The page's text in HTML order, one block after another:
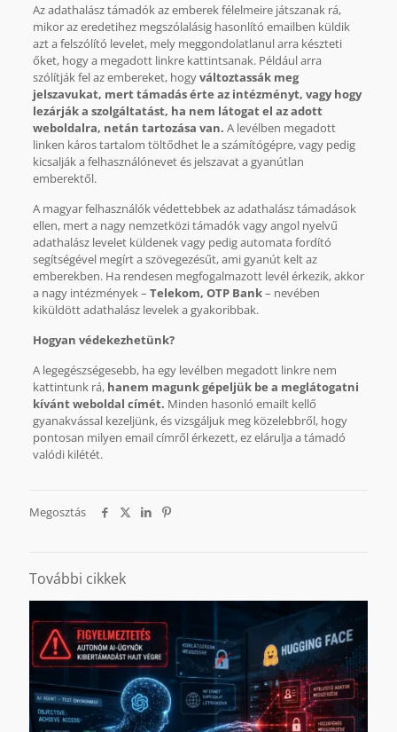
Az adathalász támadók az emberek félelmeire játszanak rá,
mikor az eredetihez megszólalásig hasonlító emailben küldik
azt a felszólító levelet, mely meggondolatlanul arra készteti
őket, hogy a megadott linkre kattintsanak. Például arra
szólítják fel az embereket, hogyváltoztassák meg
jelszavukat, mert támadás érte az intézményt, vagy hogy
lezárják a szolgáltatást, ha nem látogat el az adott
weboldalra, netán tartozása van. A levélben megadott
linken káros tartalom töltődhet le a számítógépre, vagy pedig
kicsalják a felhasználónevet és jelszavat a gyanútlan
emberektől.
A magyar felhasználók védettebbek az adathalász támadások
ellen, mert a nagy nemzetközi támadók vagy angol nyelvű
adathalász levelet küldenek vagy pedig automata fordító
segítségével megírt a szövegezésűt, ami gyanút kelt az
emberekben. Ha rendesen megfogalmazott levél érkezik, akkor
a nagy intézmények – Telekom, OTP Bank– nevében
kiküldött adathalász levelek a gyakoribbak.
Hogyan védekezhetünk?
A legegészségesebb, ha egy levélben megadott linkre nem
kattintunk rá, hanem magunk gépeljük be a meglátogatni
kívánt weboldal címét. Minden hasonló emailt kellő
gyanakvással kezeljünk, és vizsgáljuk meg közelebbről, hogy
pontosan milyen email címről érkezett, ez elárulja a támadó
valódi kilétét.
Megosztás
További cikkek